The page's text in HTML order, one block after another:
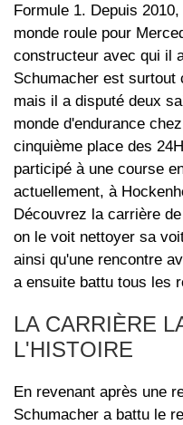
Formule 1. Depuis
monde roule pour
constructeur avec qui il
Schumacher est surtout
mais il a disputé deux
monde d'endurance
cinquième place des
participé à une course
actuellement, à
Découvrez la carrière
on le voit nettoyer sa
ainsi qu'une rencontre
a ensuite battu tous les
LA CARRIÈRE
L'HISTOIRE
En revenant après une
Schumacher a battu le